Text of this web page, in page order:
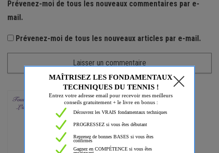
Prévenez-moi de tous les nouveaux commentaires par e-
mail.
Prévenez-moi de tous les nouveaux articles par e-mail.